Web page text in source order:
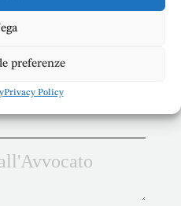
preferenze
Privacy Policy